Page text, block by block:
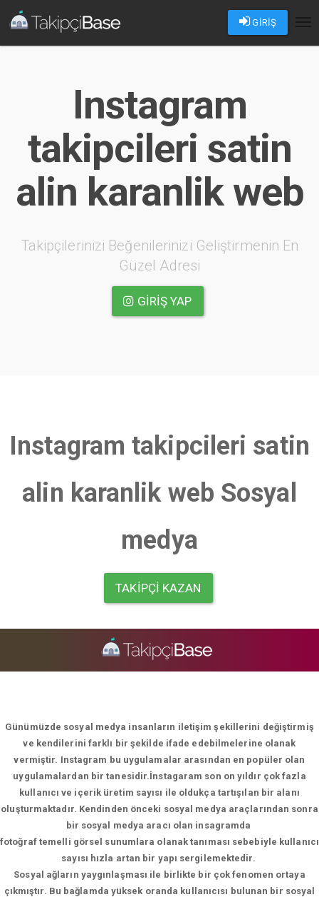
GİRİŞ
Instagram
takipcileri satin
alin karanlik web
Takipçilerinizi Beğenilerinizi Geliştirmenin En
Güzel Adresi
GIRIŞ YAP
Instagram takipcileri satin
alin karanlik web Sosyal
medya
TAKIPÇI KAZAN
Günümüzde sosyal medya insanların iletişim şekillerini değiştirmiş
ve kendilerini farklı bir şekilde ifade edebilmelerine olanak
vermiştir. Instagram bu uygulamalar arasından en popüler olan
uygulamalardan bir tanesidir.İnstagaram son on yıldır çok fazla
kullanıcı ve içerik üretim sayısı ile oldukça tartışılan bir alanı
oluşturmaktadır. Kendinden önceki sosyal medya araçlarından sonra
bir sosyal medya aracı olan insagramda
fotoğraf temelli görsel sunumlara olanak tanıması sebebiyle kullanıcı
sayısı hızla artan bir yapı sergilemektedir.
Sosyal ağların yaygınlaşması ile birlikte bir çok fenomen ortaya
çıkmıştır. Bu bağlamda yüksek oranda kullanıcısı bulunan bir sosyal